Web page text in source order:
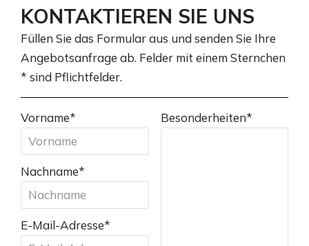
KONTAKTIEREN SIE UNS
Füllen Sie das Formular aus und senden Sie Ihre
Angebotsanfrage ab. Felder mit einem Sternchen
* sind Pflichtfelder.
Vorname*
Nachname*
E-Mail-Adresse*
Besonderheiten*